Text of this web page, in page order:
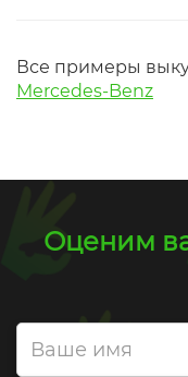
Все примеры
Mercedes-Benz
Оценим